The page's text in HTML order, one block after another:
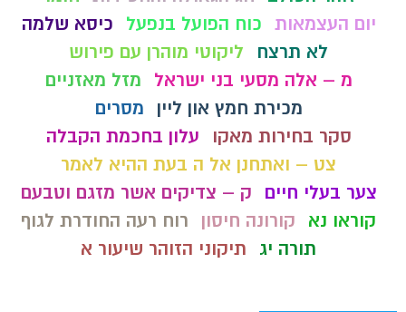
יום העצמאות כוח הפועל בנפעל
כיסא שלמה
לא תרצח
ליקוטי מוהרן עם פירוש
מ – אלה מסעי בני ישראל
מזל מאזניים
מכירת חמץ און ליין
מסרים
סקר בחירות מאקו
עלון בחכמת הקבלה
צט – ואתחנן אל ה בעת ההיא לאמר
צער בעלי חיים
ק – צדיקים אשר מזגם וטבעם
קוראו נא
קורונה חיסון
רוח רעה החודרת לגוף
תורה יג
תיקוני הזוהר שיעור א